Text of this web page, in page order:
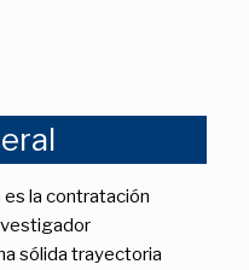
la contratación
sólida trayectoria